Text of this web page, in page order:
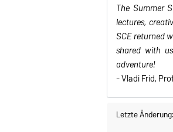
The Summer
lectures,
SCE returned
shared with
adventure!
- Vladi Frid,
Letzte